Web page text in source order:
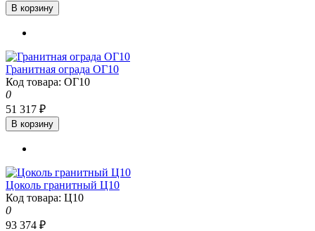
В корзину
Гранитная ограда ОГ10
Код товара: ОГ10
0
51 317 ₽
В корзину
Цоколь гранитный Ц10
Код товара: Ц10
0
93 374 ₽